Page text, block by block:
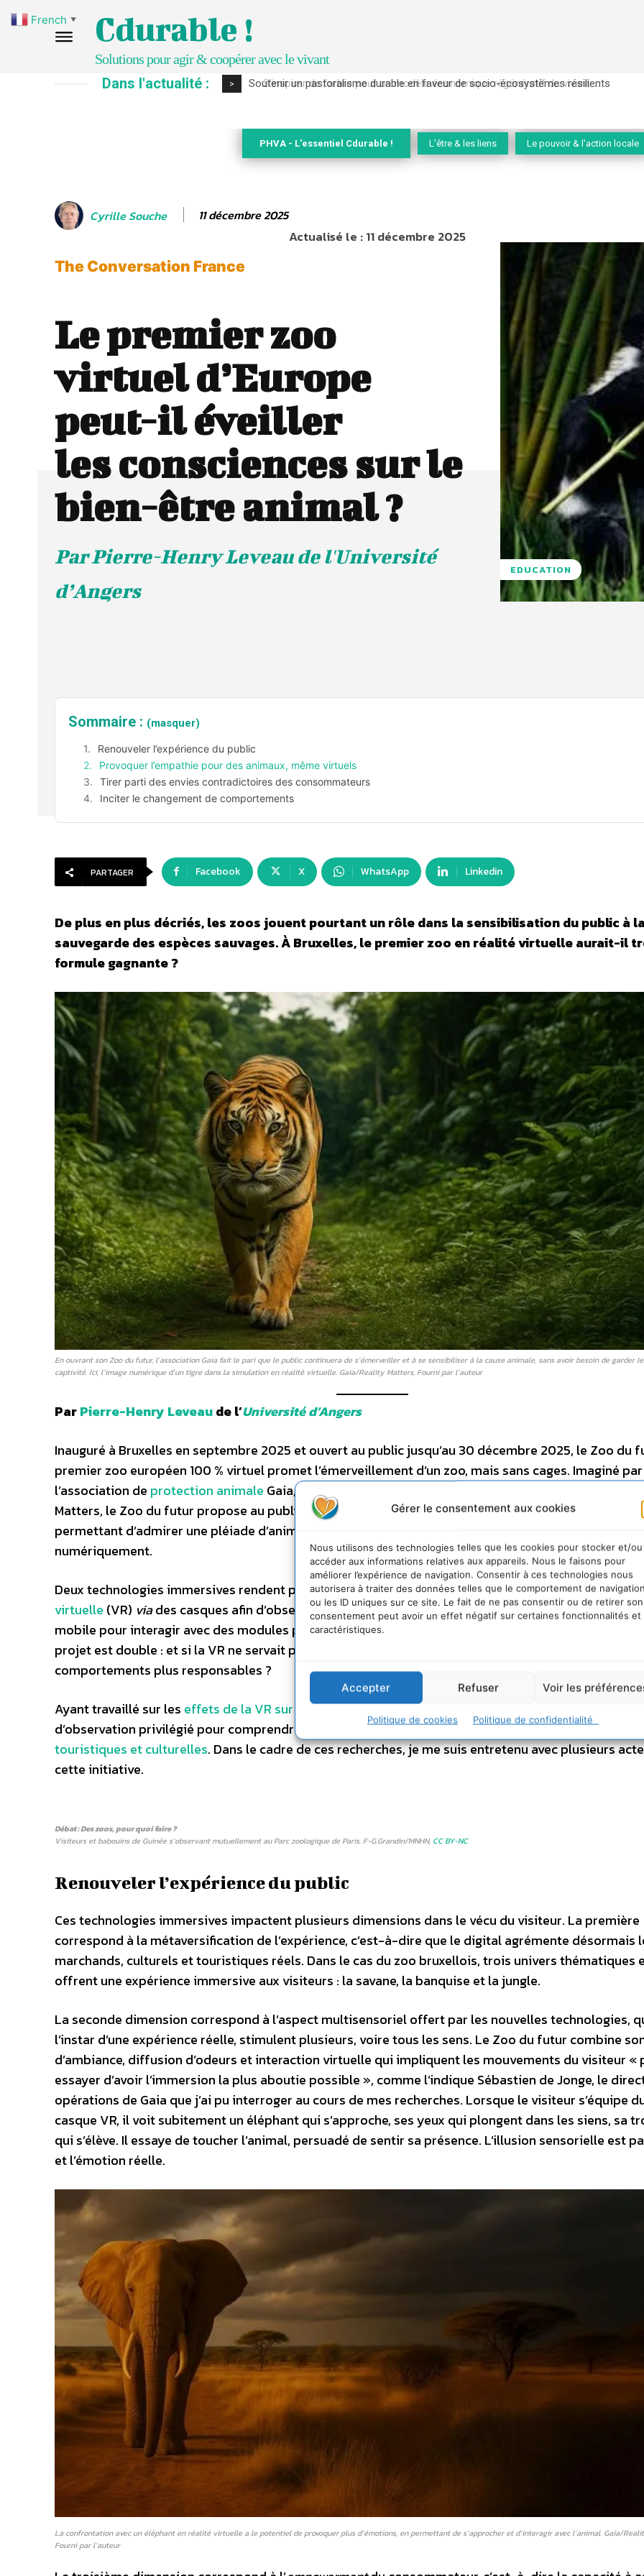
Gérer le consentement aux cookies
Nous utilisons des technologies telles que les cookies pour stocker et/ou
accéder aux informations relatives aux appareils. Nous le faisons pour
améliorer l’expérience de navigation. Consentir à ces technologies nous
autorisera à traiter des données telles que le comportement de navigation
ou les ID uniques sur ce site. Le fait de ne pas consentir ou de retirer son
consentement peut avoir un effet négatif sur certaines fonctionnalités et
caractéristiques.
Accepter Refuser Voir les
Politique de cookies Politique de confidentialité
Cdurable !
Solutions pour agir & coopérer avec le vivant
Dans l'actualité : > S’inspirer de l’arbre pour un modèle économique régénératif du vivant …
PHVA - L'essentiel Cdurable ! L'être & les liens Le pouvoir & l'action locale
Cyrille Souche 11 décembre 2025
Actualisé le :11 décembre 2025
The Conversation France
Le premier zoo
virtuel d’Europe
peut-il éveiller
les consciences sur le
bien-être animal ?
Par Pierre-Henry Leveau de l'Université
d’Angers
EDUCATION
Sommaire : (masquer)
Renouveler l’expérience du public
Provoquer l’empathie pour des animaux, même virtuels
Tirer parti des envies contradictoires des consommateurs
Inciter le changement de comportements
PARTAGER Facebook X WhatsApp Linkedin
De plus en plus décriés, les zoos jouent pourtant un rôle dans la sensibilisation du public à la
sauvegarde des espèces sauvages. À Bruxelles, le premier zoo en réalité virtuelle aurait-il
formule gagnante ?
En ouvrant son Zoo du futur, l’association Gaia fait le pari que le public continuera de s’émerveiller et à se sensibiliser à la cause animale, sans avoir besoin de garder
captivité. Ici, l’image numérique d’un tigre dans la simulation en réalité virtuelle. Gaia/Reality Matters, Fourni par l’auteur
ParPierre-Henry Leveaude l’Université d’Angers
Inauguré à Bruxelles en septembre 2025 et ouvert au public jusqu’au 30 décembre 2025, le Zoo du
premier zoo européen 100 % virtuel promet l’émerveillement d’un zoo, mais sans cages. Imaginé par
l’association de protection animale Gaia, en collaboration avec le studio d’expériences immersives
Matters, le Zoo du futur propose au public de repenser la relation entre humains et animaux en lui
permettant d’admirer une pléiade d’animaux en liberté dans des environnements naturels
numériquement.
Deux technologies immersives rendent possible la découverte de ces univers numériques : laréalité
virtuelle (VR) viades casques afin d’observer les animaux ainsi que la réalité augmentéeviaune
mobile pour interagir avec des modules pédagogiques (quiz, informations sur les animaux).
projet est double : et si la VR ne servait pas seulement à divertir mais aussi à éduquer afin
comportements plus responsables ?
Ayant travaillé sur les effets de la VR sur les consommateurs, le Zoo du futur constitue donc un
d’observation privilégié pour comprendre
comment les technologies immersives modifient les
touristiques et culturelles. Dans le cadre de ces recherches, je me suis entretenu avec plusieurs
cette initiative.
Débat : Des zoos, pour quoi faire ?
Visiteurs et babouins de Guinée s’observant mutuellement au Parc zoologique de Paris. F-G.Grandin/MNHN, CC BY-NC
Renouveler l’expérience du public
Ces technologies immersives impactent plusieurs dimensions dans le vécu du visiteur. La première
correspond à la métaversification de l’expérience, c’est-à-dire que le digital agrémente désormais
marchands, culturels et touristiques réels. Dans le cas du zoo bruxellois, trois univers thématiques
offrent une expérience immersive aux visiteurs : la savane, la banquise et la jungle.
La seconde dimension correspond à l’aspect multisensoriel offert par les nouvelles technologies,
l’instar d’une expérience réelle, stimulent plusieurs, voire tous les sens. Le Zoo du futur combine
d’ambiance, diffusion d’odeurs et interaction virtuelle qui impliquent les mouvements du visiteur «
essayer d’avoir l’immersion la plus aboutie possible », comme l’indique Sébastien de Jonge, le
opérations de Gaia que j’ai pu interroger au cours de mes recherches. Lorsque le visiteur s’équipe
casque VR, il voit subitement un éléphant qui s’approche, ses yeux qui plongent dans les siens, sa
qui s’élève. Il essaye de toucher l’animal, persuadé de sentir sa présence. L’illusion sensorielle est
et l’émotion réelle.
La confrontation avec un éléphant en réalité virtuelle a le potentiel de provoquer plus d’émotions, en permettant de s’approcher et d’interagir avec l’animal. Gaia/
Fourni par l’auteur
French ▼